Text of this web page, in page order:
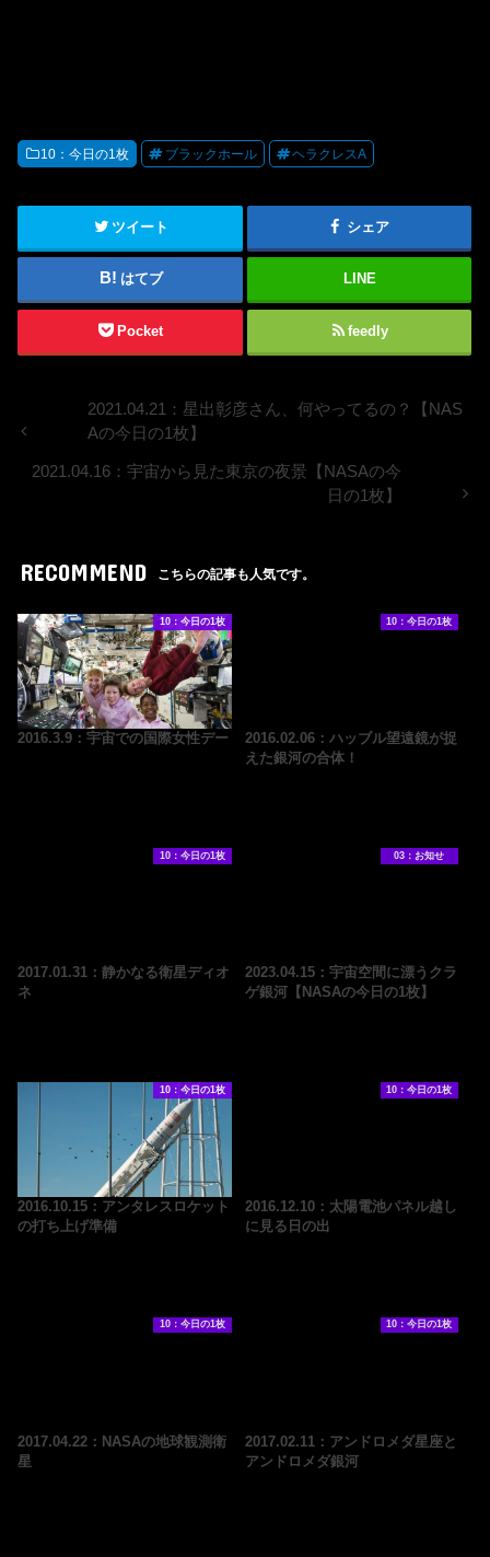
10：今日の1枚 ブラックホール ヘラクレスA
ツイート シェア
はてブ LINE
Pocket feedly
2021.04.21：星出彰彦さん、何やってるの？【NAS
Aの今日の1枚】
2021.04.16：宇宙から見た東京の夜景【NASAの今
日の1枚】
RECOMMEND こちらの記事も人気です。
10：今日の1枚
2016.3.9：宇宙での国際女性デー
10：今日の1枚
2016.02.06：ハッブル望遠鏡が捉
えた銀河の合体！
10：今日の1枚
2017.01.31：静かなる衛星ディオ
ネ
03：お知せ
2023.04.15：宇宙空間に漂うクラ
ゲ銀河【NASAの今日の1枚】
10：今日の1枚
2016.10.15：アンタレスロケット
の打ち上げ準備
10：今日の1枚
2016.12.10：太陽電池パネル越し
に見る日の出
10：今日の1枚
2017.04.22：NASAの地球観測衛
星
10：今日の1枚
2017.02.11：アンドロメダ星座と
アンドロメダ銀河